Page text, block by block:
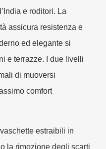
e roditori. La
assicura resistenza e
ed elegante si
e terrazze. I due livelli
di muoversi
comfort
estraibili in
la rimozione degli scarti